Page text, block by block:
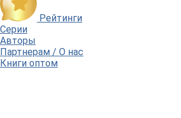
Рейтинги
Серии
Авторы
Партнерам / О нас
Книги оптом